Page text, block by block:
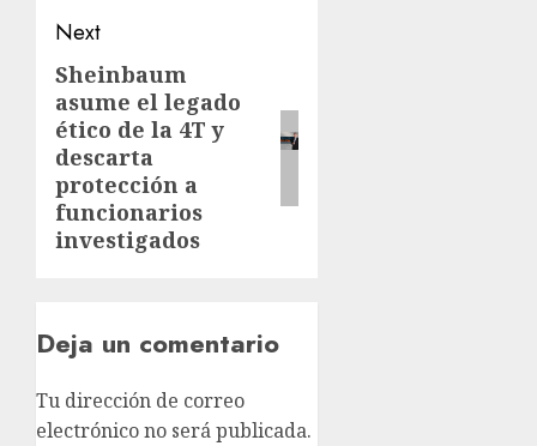
Next
Sheinbaum
asume el legado
ético de la 4T y
descarta
protección a
funcionarios
investigados
Deja un comentario
Tu dirección de correo
electrónico no será publicada.